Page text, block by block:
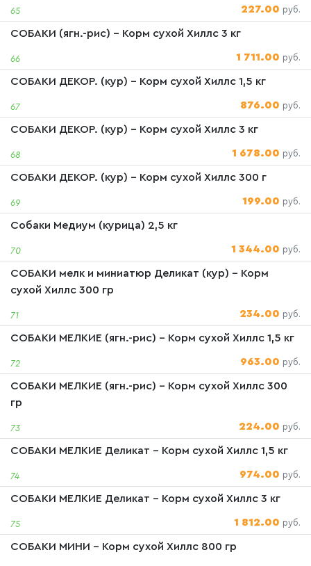
65 227.00 руб.
66
СОБАКИ (ягн.-рис) - Корм сухой Хиллс 3 кг
1 711.00 руб.
67
СОБАКИ ДЕКОР. (кур) - Корм сухой Хиллс 1,5 кг
876.00 руб.
68
СОБАКИ ДЕКОР. (кур) - Корм сухой Хиллс 3 кг
1 678.00 руб.
69
СОБАКИ ДЕКОР. (кур) - Корм сухой Хиллс 300 г
199.00 руб.
70
Собаки Медиум (курица) 2,5 кг
1 344.00 руб.
71
СОБАКИ мелк и миниатюр Деликат (кур) - Корм
сухой Хиллс 300 гр
234.00 руб.
72
СОБАКИ МЕЛКИЕ (ягн.-рис) - Корм сухой Хиллс 1,5 кг
963.00 руб.
73
СОБАКИ МЕЛКИЕ (ягн.-рис) - Корм сухой Хиллс 300
гр
224.00 руб.
74
СОБАКИ МЕЛКИЕ Деликат - Корм сухой Хиллс 1,5 кг
974.00 руб.
75
СОБАКИ МЕЛКИЕ Деликат - Корм сухой Хиллс 3 кг
1 812.00 руб.
СОБАКИ МИНИ - Корм сухой Хиллс 800 гр